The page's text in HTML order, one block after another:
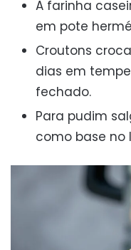
A farinha
em pote
Croutons
dias em
fechado.
Para pudim
como base no